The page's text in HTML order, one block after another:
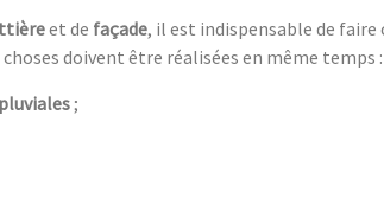
et de façade, il est indispensable de faire
doivent être réalisées en même temps :
;